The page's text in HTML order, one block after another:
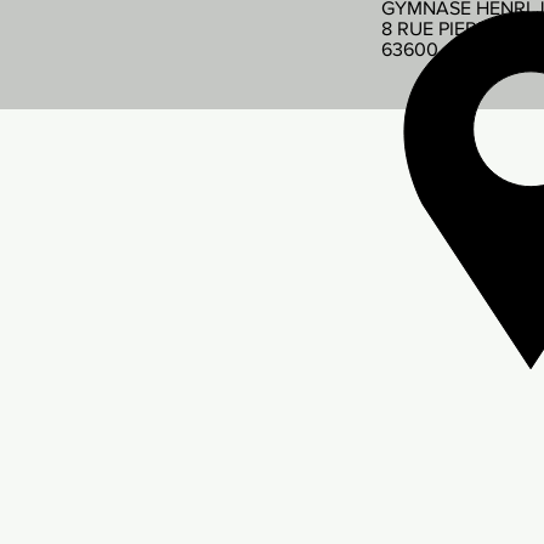
GYMNASE HENRI
8 RUE PIERRE DE
63600 AMBERT